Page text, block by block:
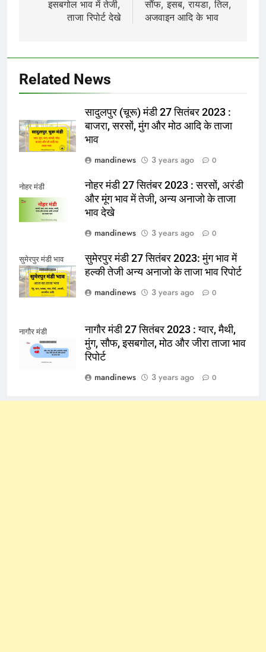
इसबगोल भाव में तेजी,
ताजा रिपोर्ट देखे
सौंफ, इसब, रायडा, तिल,
अजवाइन आदि के भाव
Related News
सादुलपुर (चूरू) मंडी 27 सितंबर 2023 :
बाजरा, सरसों, मुंग और मोठ आदि के ताजा
भाव
mandinews
3 years ago 0
नोहर मंडी
नोहर मंडी 27 सितंबर 2023 : सरसों, अरंडी
और मूंग भाव में तेजी, अन्य अनाजो के ताजा
भाव देखे
mandinews
3 years ago 0
सुमेरपुर मंडी भाव
सुमेरपुर मंडी 27 सितंबर 2023: मुंग भाव में
हल्की तेजी अन्य अनाजो के ताजा भाव रिपोर्ट
mandinews
3 years ago 0
नागौर मंडी
नागौर मंडी 27 सितंबर 2023 : ग्वार, मैथी,
मुंग, सौफ, इसबगोल, मोठ और जीरा ताजा भाव
रिपोर्ट
mandinews
3 years ago 0